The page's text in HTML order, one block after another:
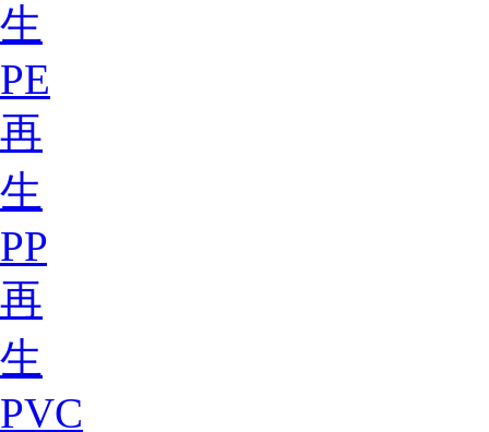
生
PE
再
生
PP
再
生
PVC